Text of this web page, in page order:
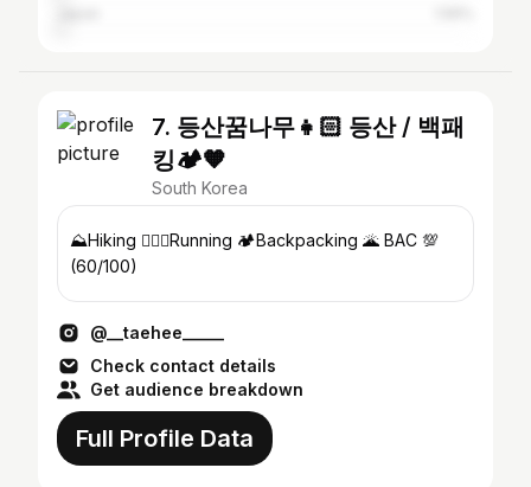
7. 등산꿈나무👧🏻 등산 / 백패
킹🏕🧡
South Korea
⛰Hiking 🏃🏻‍♀️Running 🏕Backpacking 🌋 BAC 💯
(60/100)
@__taehee_____
Check contact details
Get audience breakdown
Full Profile Data